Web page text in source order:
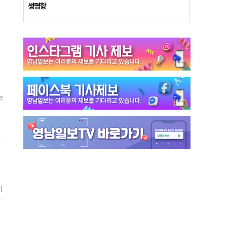
생명항